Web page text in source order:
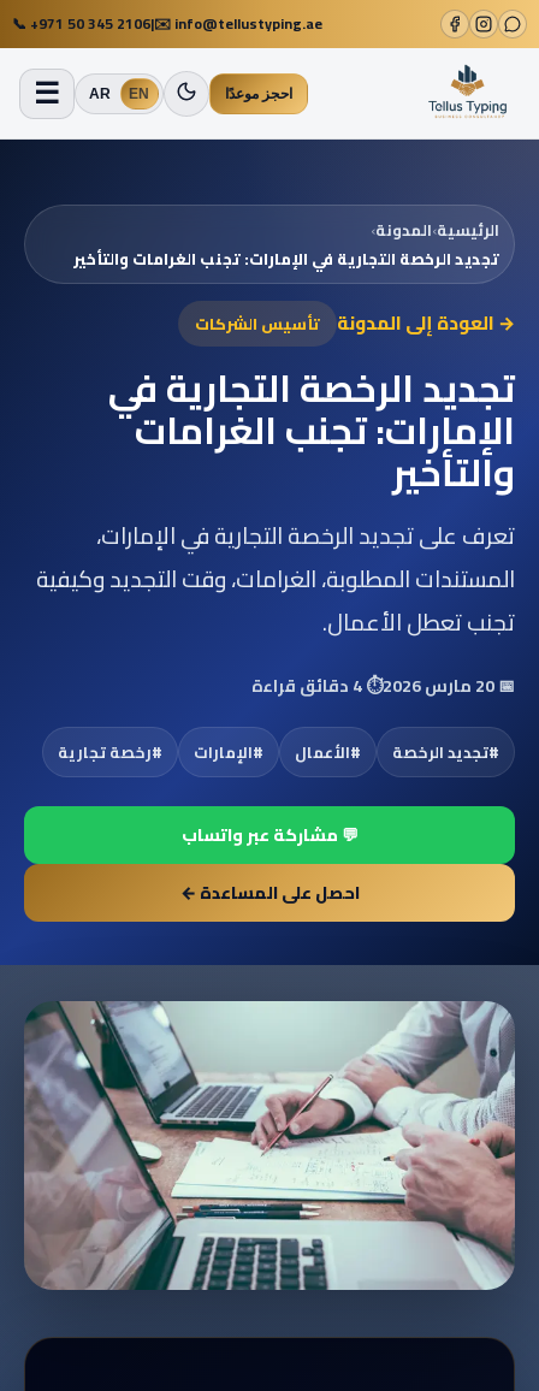
📞 +971 50 345 2106|✉️info@tellustyping.ae
احجز موعدًا EN
AR
☰
الرئيسية›المدونة›
تجديد الرخصة التجارية في الإمارات: تجنب الغرامات والتأخير
→ العودة إلى المدونة تأسيس الشركات
تجديد الرخصة التجارية في
الإمارات: تجنب الغرامات
والتأخير
تعرف على تجديد الرخصة التجارية في الإمارات،
المستندات المطلوبة، الغرامات، وقت التجديد وكيفية
تجنب تعطل الأعمال.
📅20 مارس 2026 ⏱️4 دقائق قراءة
#تجديد الرخصة #الأعمال #الإمارات #رخصة تجارية
💬 مشاركة عبر واتساب
احصل على المساعدة ←